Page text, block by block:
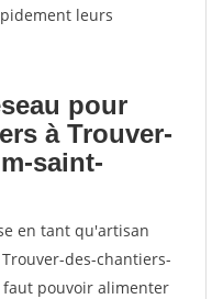
leurs
pour
à Trouver-
saint-
en tant qu'artisan
des-chantiers-
pouvoir alimenter